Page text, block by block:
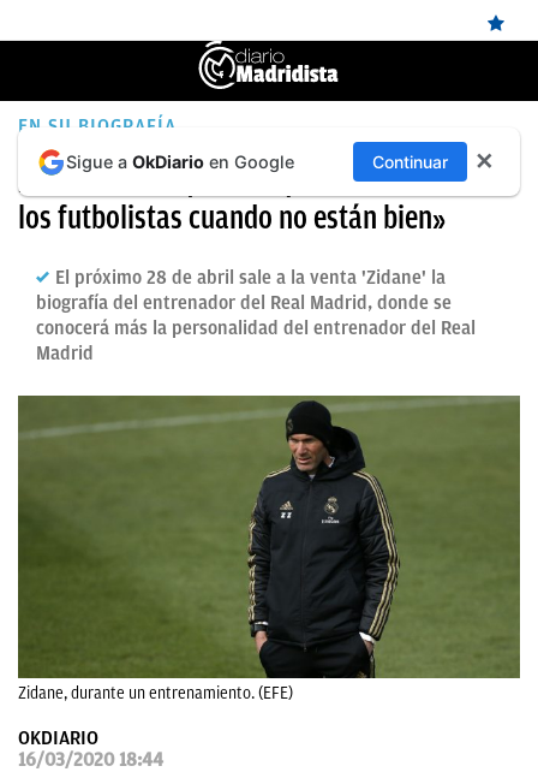
ÚLTIMAS
NOTICIAS
REAL
BALONCESTO
CANTERA
DIRECTO
EN SU BIOGRAFÍA
Zidane: «No soy de los que echan mierda a
los futbolistas cuando no están bien»
El próximo 28 de abril sale a la venta 'Zidane' la
biografía del entrenador del Real Madrid, donde se
conocerá más la personalidad del entrenador del Real
Madrid
Zidane, durante un entrenamiento. (EFE)
OKDIARIO
16/03/2020 18:44
Sigue a OkDiario en Google Continuar ✕